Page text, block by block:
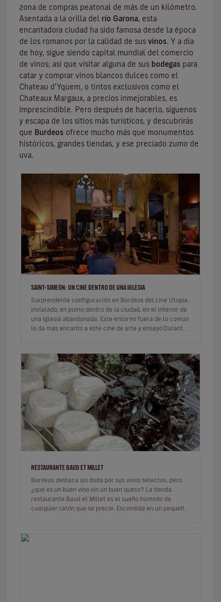
zona de compras peatonal de más de un kilómetro.
Asentada a la orilla del río Garona, esta
encantadora ciudad ha sido famosa desde la época
de los romanos por la calidad de sus vinos. Y a día
de hoy, sigue siendo capital mundial del comercio
de vinos; así que visitar alguna de sus bodegas para
catar y comprar vinos blancos dulces como el
Chateau d’Yquem, o tintos exclusivos como el
Chateaux Margaux, a precios inmejorables, es
imprescindible. Pero después de hacerlo, síguenos
y escapa de los sitios más turísticos, y descubrirás
que Burdeos ofrece mucho más que monumentos
históricos, grandes tiendas, y ese preciado zumo de
uva.
SAINT-SIMEÓN: UN CINE DENTRO DE UNA IGLESIA
Sorprendente configuración en Burdeos del cine Utopia,
instalado, en pleno dentro de la ciudad, en el interior de
una iglesia abandonada. Este entorno fuera de lo común
le da más encanto a este cine de arte y ensayo.Durante
RESTAURANTE BAUD ET MILLET
Burdeos destaca sin duda por sus vinos selectos, pero
¿qué es un buen vino sin un buen queso? La tienda
restaurante Baud et Millet es el sueño húmedo de
cualquier ratón que se precie. Escondida en un pequeño